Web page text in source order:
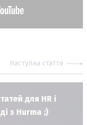
Наступна стаття
для HR і
з Hurma ;)